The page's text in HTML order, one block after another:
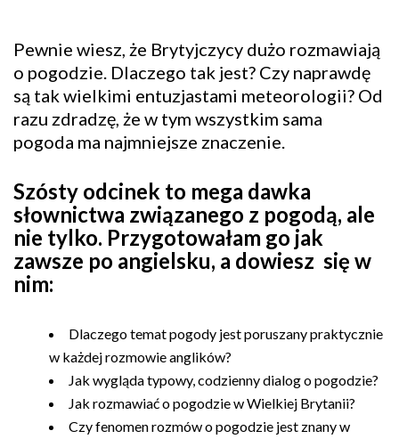
Pewnie wiesz, że Brytyjczycy dużo rozmawiają
o pogodzie. Dlaczego tak jest? Czy naprawdę
są tak wielkimi entuzjastami meteorologii? Od
razu zdradzę, że w tym wszystkim sama
pogoda ma najmniejsze znaczenie.
Szósty odcinek to mega dawka
słownictwa związanego z pogodą, ale
nie tylko. Przygotowałam go jak
zawsze po angielsku, a dowiesz się w
nim:
Dlaczego temat pogody jest poruszany praktycznie
w każdej rozmowie anglików?
Jak wygląda typowy, codzienny dialog o pogodzie?
Jak rozmawiać o pogodzie w Wielkiej Brytanii?
Czy fenomen rozmów o pogodzie jest znany w